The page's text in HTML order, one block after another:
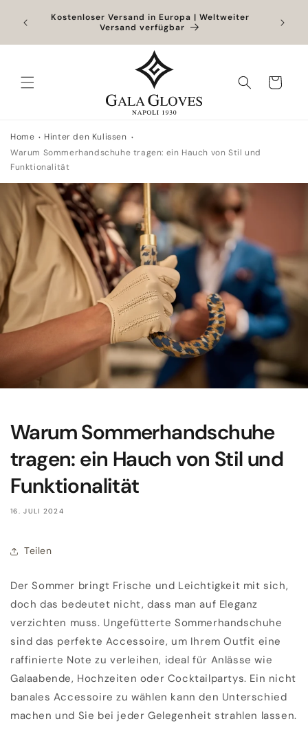
zum
Inhalt
Outlet bis zu -40% + zusätzliche 10% bei
Hinzufügen eines Produkts zum vollen Preis
Warenkorb
Home
Hinter den Kulissen
Warum Sommerhandschuhe tragen: ein Hauch von Stil und
Funktionalität
Warum Sommerhandschuhe
tragen: ein Hauch von Stil und
Funktionalität
16. JULI 2024
Teilen
Der Sommer bringt Frische und Leichtigkeit mit sich,
doch das bedeutet nicht, dass man auf Eleganz
verzichten muss. Ungefütterte Sommerhandschuhe
sind das perfekte Accessoire, um Ihrem Outfit eine
raffinierte Note zu verleihen, ideal für Anlässe wie
Galaabende, Hochzeiten oder Cocktailpartys. Ein nicht
banales Accessoire zu wählen kann den Unterschied
machen und Sie bei jeder Gelegenheit strahlen lassen.